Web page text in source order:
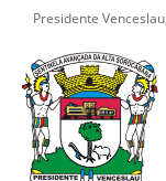
Presidente